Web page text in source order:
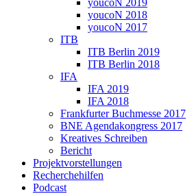
youcoN 2018
youcoN 2017
ITB
ITB Berlin 2019
ITB Berlin 2018
IFA
IFA 2019
IFA 2018
Frankfurter Buchmesse 2017
BNE Agendakongress 2017
Kreatives Schreiben
Bericht
Projektvorstellungen
Recherchehilfen
Podcast